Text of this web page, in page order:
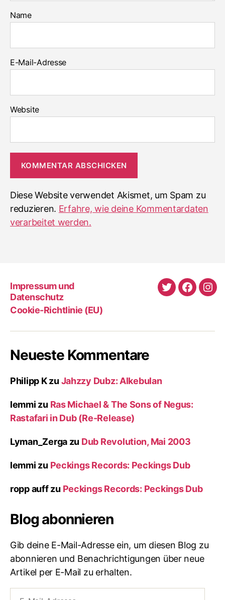
Name
E-Mail-Adresse
Website
Diese Website verwendet Akismet, um Spam zu
reduzieren. Erfahre, wie deine Kommentardaten
verarbeitet werden.
Impressum und
Datenschutz
Cookie-Richtlinie (EU)
Twitter
Neueste Kommentare
Philipp Kzu Jahzzy Dubz: Alkebulan
lemmi zu Ras Michael & The Sons of Negus:
Rastafari in Dub (Re-Release)
Lyman_Zerga zu Dub Revolution, Mai 2003
lemmi zu Peckings Records: Peckings Dub
ropp auffzu Peckings Records: Peckings Dub
Blog abonnieren
Gib deine E-Mail-Adresse ein, um diesen Blog zu
abonnieren und Benachrichtigungen über neue
Artikel per E-Mail zu erhalten.